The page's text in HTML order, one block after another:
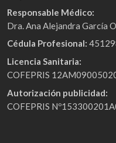
Responsable Médico:
Dra. Ana Alejandra García
Cédula Profesional:
Licencia Sanitaria:
COFEPRIS
Autorización publicidad:
COFEPRIS